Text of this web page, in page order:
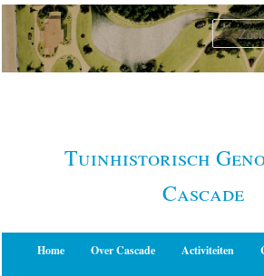
Spring
naar
primaire
Tuinhistorisch
Cascade
Home Over Cascade Activiteiten